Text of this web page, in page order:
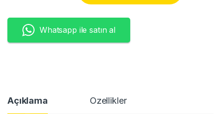
Whatsapp ile satın al
Açıklama Özellikler